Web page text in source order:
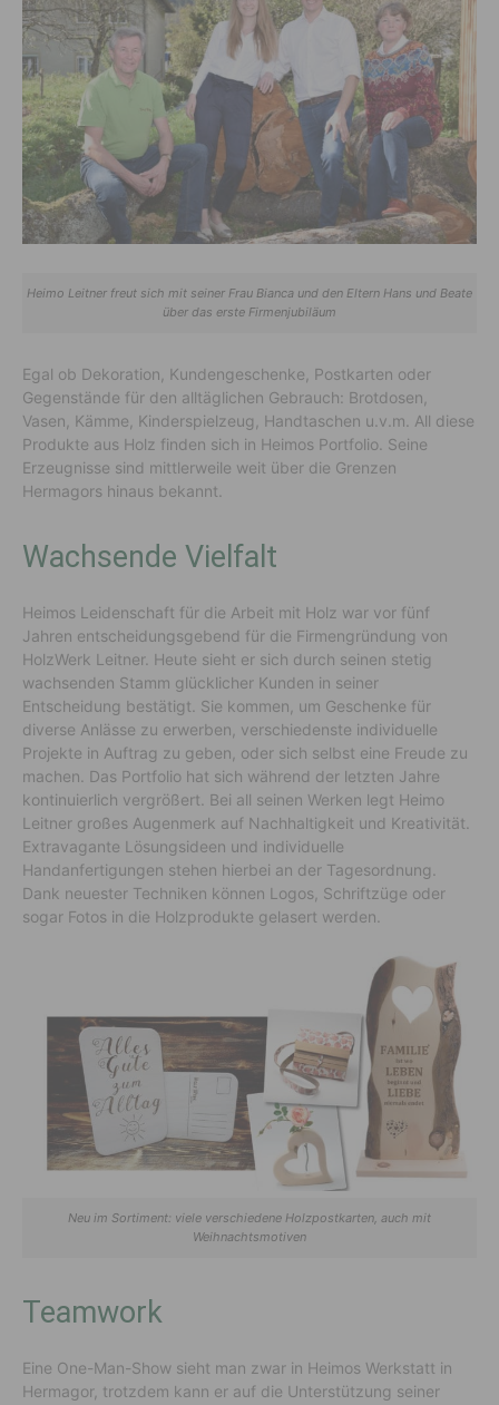
Heimo Leitner freut sich mit seiner Frau Bianca und den Eltern Hans und Beate
über das erste Firmenjubiläum
Egal ob Dekoration, Kundengeschenke, Postkarten oder
Gegenstände für den alltäglichen Gebrauch: Brotdosen,
Vasen, Kämme, Kinderspielzeug, Handtaschen u.v.m. All diese
Produkte aus Holz finden sich in Heimos Portfolio. Seine
Erzeugnisse sind mittlerweile weit über die Grenzen
Hermagors hinaus bekannt.
Wachsende Vielfalt
Heimos Leidenschaft für die Arbeit mit Holz war vor fünf
Jahren entscheidungsgebend für die Firmengründung von
HolzWerk Leitner. Heute sieht er sich durch seinen stetig
wachsenden Stamm glücklicher Kunden in seiner
Entscheidung bestätigt. Sie kommen, um Geschenke für
diverse Anlässe zu erwerben, verschiedenste individuelle
Projekte in Auftrag zu geben, oder sich selbst eine Freude zu
machen. Das Portfolio hat sich während der letzten Jahre
kontinuierlich vergrößert. Bei all seinen Werken legt Heimo
Leitner großes Augenmerk auf Nachhaltigkeit und Kreativität.
Extravagante Lösungsideen und individuelle
Handanfertigungen stehen hierbei an der Tagesordnung.
Dank neuester Techniken können Logos, Schriftzüge oder
sogar Fotos in die Holzprodukte gelasert werden.
Neu im Sortiment: viele verschiedene Holzpostkarten, auch mit
Weihnachtsmotiven
Teamwork
Eine One-Man-Show sieht man zwar in Heimos Werkstatt in
Hermagor, trotzdem kann er auf die Unterstützung seiner